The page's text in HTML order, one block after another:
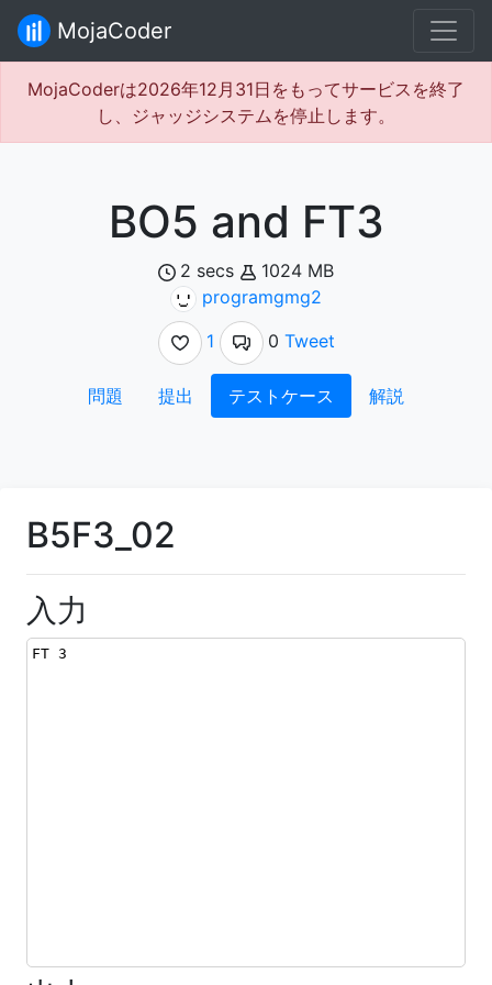
MojaCoder
MojaCoderは2026年12月31日をもってサービスを終了
し、ジャッジシステムを停止します。
BO5 and FT3
2 secs
1024 MB
programgmg2
1
0 Tweet
問題 提出 テストケース 解説
B5F3_02
入力
FT 3